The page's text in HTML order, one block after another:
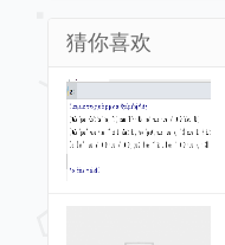
猜你喜欢